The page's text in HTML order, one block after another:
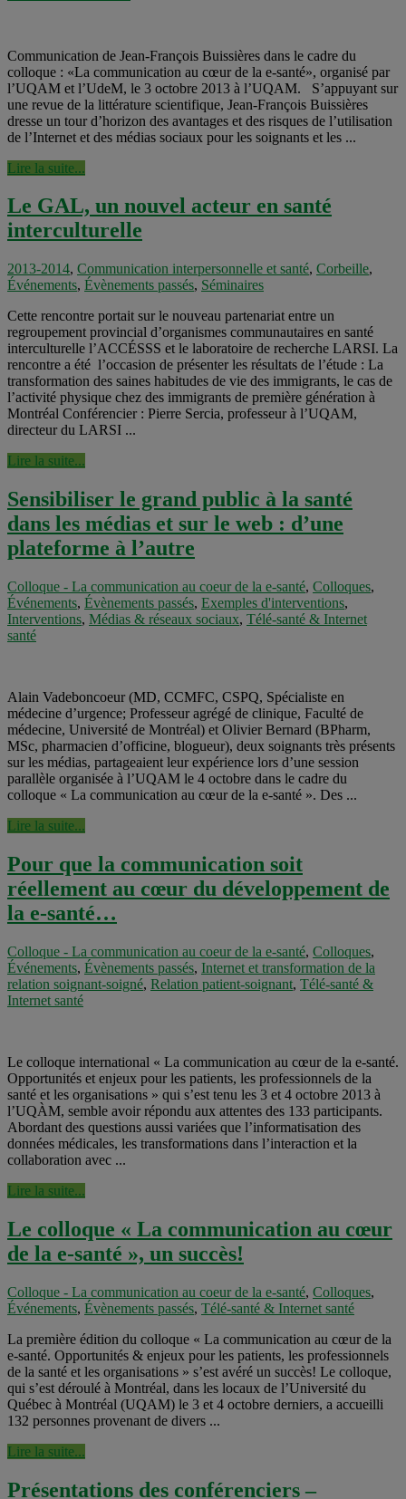
Communication de Jean-François Buissières dans le cadre du
colloque : «La communication au cœur de la e-santé», organisé par
l’UQAM et l’UdeM, le 3 octobre 2013 à l’UQAM. S’appuyant sur
une revue de la littérature scientifique, Jean-François Buissières
dresse un tour d’horizon des avantages et des risques de l’utilisation
de l’Internet et des médias sociaux pour les soignants et les ...
Lire la suite...
Le GAL, un nouvel acteur en santé
interculturelle
2013-2014, Communication interpersonnelle et santé, Corbeille,
Événements, Évènements passés, Séminaires
Cette rencontre portait sur le nouveau partenariat entre un
regroupement provincial d’organismes communautaires en santé
interculturelle l’ACCÉSSS et le laboratoire de recherche LARSI. La
rencontre a été l’occasion de présenter les résultats de l’étude : La
transformation des saines habitudes de vie des immigrants, le cas de
l’activité physique chez des immigrants de première génération à
Montréal Conférencier : Pierre Sercia, professeur à l’UQAM,
directeur du LARSI ...
Lire la suite...
Sensibiliser le grand public à la santé
dans les médias et sur le web : d’une
plateforme à l’autre
Colloque - La communication au coeur de la e-santé, Colloques,
Événements, Évènements passés, Exemples d'interventions,
Interventions, Médias & réseaux sociaux, Télé-santé & Internet
santé
Alain Vadeboncoeur (MD, CCMFC, CSPQ, Spécialiste en
médecine d’urgence; Professeur agrégé de clinique, Faculté de
médecine, Université de Montréal) et Olivier Bernard (BPharm,
MSc, pharmacien d’officine, blogueur), deux soignants très présents
sur les médias, partageaient leur expérience lors d’une session
parallèle organisée à l’UQAM le 4 octobre dans le cadre du
colloque « La communication au cœur de la e-santé ». Des ...
Lire la suite...
Pour que la communication soit
réellement au cœur du développement de
la e-santé…
Colloque - La communication au coeur de la e-santé, Colloques,
Événements, Évènements passés, Internet et transformation de la
relation soignant-soigné, Relation patient-soignant, Télé-santé &
Internet santé
Le colloque international « La communication au cœur de la e-santé.
Opportunités et enjeux pour les patients, les professionnels de la
santé et les organisations » qui s’est tenu les 3 et 4 octobre 2013 à
l’UQÀM, semble avoir répondu aux attentes des 133 participants.
Abordant des questions aussi variées que l’informatisation des
données médicales, les transformations dans l’interaction et la
collaboration avec ...
Lire la suite...
Le colloque « La communication au cœur
de la e-santé », un succès!
Colloque - La communication au coeur de la e-santé, Colloques,
Événements, Évènements passés, Télé-santé & Internet santé
La première édition du colloque « La communication au cœur de la
e-santé. Opportunités & enjeux pour les patients, les professionnels
de la santé et les organisations » s’est avéré un succès! Le colloque,
qui s’est déroulé à Montréal, dans les locaux de l’Université du
Québec à Montréal (UQAM) le 3 et 4 octobre derniers, a accueilli
132 personnes provenant de divers ...
Lire la suite...
Présentations des conférenciers –